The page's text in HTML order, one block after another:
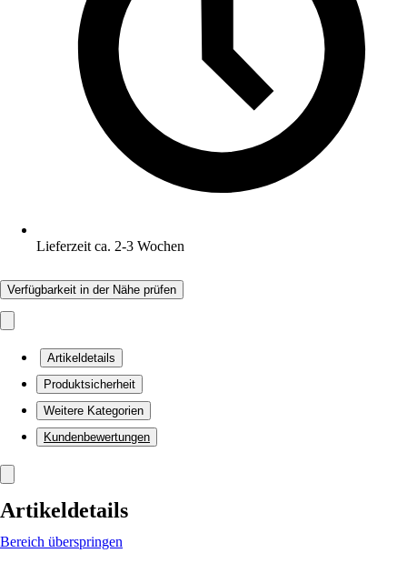
Lieferzeit ca. 2-3 Wochen
Verfügbarkeit in der Nähe prüfen
Artikeldetails
Produktsicherheit
Weitere Kategorien
Kundenbewertungen
Artikeldetails
Bereich überspringen